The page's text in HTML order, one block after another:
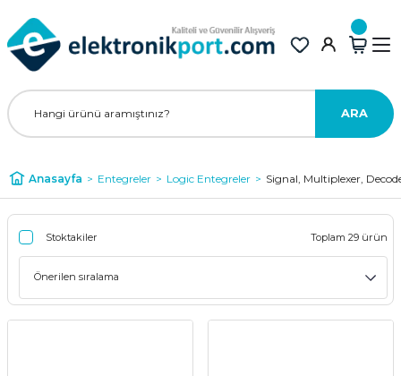
ARA
Anasayfa Entegreler Logic Entegreler Signal, Multiplexer,
Stoktakiler Toplam 29 ürün